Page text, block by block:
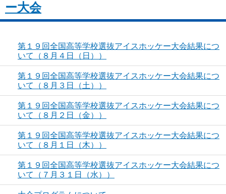
ー大会
第１９回全国高等学校選抜アイスホッケー大会結果につ
いて（８月４日（日））
第１９回全国高等学校選抜アイスホッケー大会結果につ
いて（８月３日（土））
第１９回全国高等学校選抜アイスホッケー大会結果につ
いて（８月２日（金））
第１９回全国高等学校選抜アイスホッケー大会結果につ
いて（８月１日（木））
第１９回全国高等学校選抜アイスホッケー大会結果につ
いて（７月３１日（水））